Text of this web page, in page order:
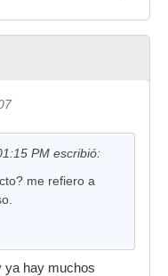
PM escribió:
me refiero a
ya hay muchos